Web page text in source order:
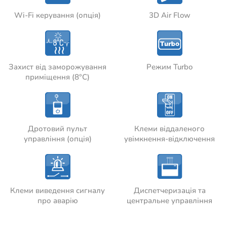
Wi-Fi керування (опція) 3D Air Flow
Захист від заморожування
приміщення (8°C)
Режим Turbo
Дротовий пульт
управління (опція)
Клеми віддаленого
увімкнення-відключення
Клеми виведення сигналу
про аварію
Диспетчеризація та
центральне управління